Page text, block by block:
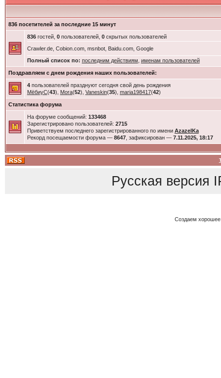
836 посетителей за последние 15 минут
836гостей, 0пользователей, 0скрытых пользователей
Crawler.de, Cobion.com, msnbot, Baidu.com, Google
Полный список по: последним действиям именам пользователей
Поздравляем с днем рождения наших пользователей:
4пользователей празднуют сегодня свой день рождения
МёбиуС(43), Mora(52), Vaneskin(35), maria198417(42)
Статистика форума
На форуме сообщений: 133468
Зарегистрировано пользователей: 2715
Приветствуем последнего зарегистрированного по имени AzazelKa
Рекорд посещаемости форума — 8647, зафиксирован — 7.11.2025, 18:17
Русская версия
Создаем